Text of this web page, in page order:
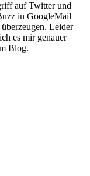
auf Twitter und
in GoogleMail
Leider
es mir genauer
Blog.